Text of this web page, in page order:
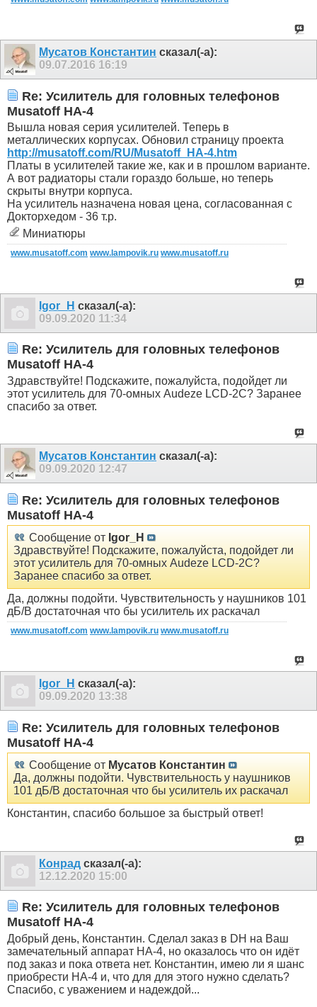
Мусатов Константин сказал(-а):
09.07.2016 16:19
Re: Усилитель для головных телефонов
Musatoff HA-4
Вышла новая серия усилителей. Теперь в
металлических корпусах. Обновил страницу проекта
http://musatoff.com/RU/Musatoff_HA-4.htm
Платы в усилителей такие же, как и в прошлом варианте.
А вот радиаторы стали гораздо больше, но теперь
скрыты внутри корпуса.
На усилитель назначена новая цена, согласованная с
Докторхедом - 36 т.р.
Миниатюры
www.musatoff.com www.lampovik.ru www.musatoff.ru
Igor_H сказал(-а):
09.09.2020 11:34
Re: Усилитель для головных телефонов
Musatoff HA-4
Здравствуйте! Подскажите, пожалуйста, подойдет ли
этот усилитель для 70-омных Audeze LCD-2C? Заранее
спасибо за ответ.
Мусатов Константин сказал(-а):
09.09.2020 12:47
Re: Усилитель для головных телефонов
Musatoff HA-4
Сообщение от Igor_H
Здравствуйте! Подскажите, пожалуйста, подойдет ли
этот усилитель для 70-омных Audeze LCD-2C?
Заранее спасибо за ответ.
Да, должны подойти. Чувствительность у наушников 101
дБ/В достаточная что бы усилитель их раскачал
www.musatoff.com www.lampovik.ru www.musatoff.ru
Igor_H сказал(-а):
09.09.2020 13:38
Re: Усилитель для головных телефонов
Musatoff HA-4
Сообщение от Мусатов Константин
Да, должны подойти. Чувствительность у наушников
101 дБ/В достаточная что бы усилитель их раскачал
Константин, спасибо большое за быстрый ответ!
Конрад сказал(-а):
12.12.2020 15:00
Re: Усилитель для головных телефонов
Musatoff HA-4
Добрый день, Константин. Сделал заказ в DH на Ваш
замечательный аппарат НА-4, но оказалось что он идёт
под заказ и пока ответа нет. Константин, имею ли я шанс
приобрести НА-4 и, что для для этого нужно сделать?
Спасибо, с уважением и надеждой...